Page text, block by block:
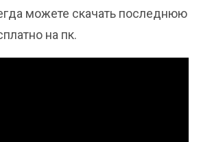
можете скачать последнюю
на пк.